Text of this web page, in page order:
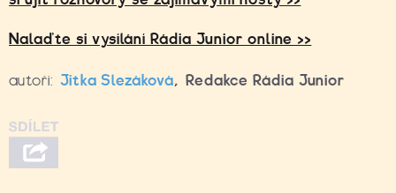
Nalaďte si vysílání Rádia Junior online >>
autoři: Jitka Slezáková, Redakce Rádia Junior